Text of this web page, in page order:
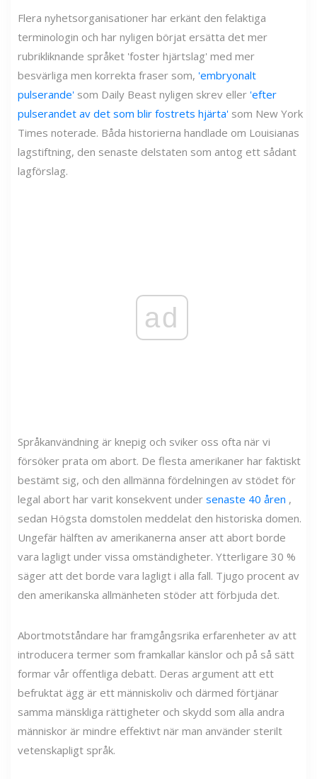
Flera nyhetsorganisationer har erkänt den felaktiga
terminologin och har nyligen börjat ersätta det mer
rubrikliknande språket 'foster hjärtslag' med mer
besvärliga men korrekta fraser som, 'embryonalt
pulserande' som Daily Beast nyligen skrev eller 'efter
pulserandet av det som blir fostrets hjärta' som New York
Times noterade. Båda historierna handlade om Louisianas
lagstiftning, den senaste delstaten som antog ett sådant
lagförslag.
ad
Språkanvändning är knepig och sviker oss ofta när vi
försöker prata om abort. De flesta amerikaner har faktiskt
bestämt sig, och den allmänna fördelningen av stödet för
legal abort har varit konsekvent under senaste 40 åren ,
sedan Högsta domstolen meddelat den historiska domen.
Ungefär hälften av amerikanerna anser att abort borde
vara lagligt under vissa omständigheter. Ytterligare 30 %
säger att det borde vara lagligt i alla fall. Tjugo procent av
den amerikanska allmänheten stöder att förbjuda det.
Abortmotståndare har framgångsrika erfarenheter av att
introducera termer som framkallar känslor och på så sätt
formar vår offentliga debatt. Deras argument att ett
befruktat ägg är ett människoliv och därmed förtjänar
samma mänskliga rättigheter och skydd som alla andra
människor är mindre effektivt när man använder sterilt
vetenskapligt språk.